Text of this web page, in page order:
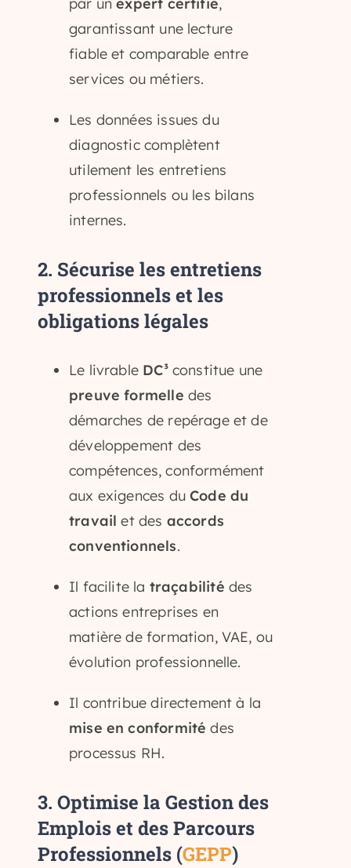
par unexpert certifié,
garantissant une lecture
fiable et comparable entre
services ou métiers.
Les données issues du
diagnostic complètent
utilement les entretiens
professionnels ou les bilans
internes.
2. Sécurise les entretiens
professionnels et les
obligations légales
Le livrable DC³constitue une
preuve formelle des
démarches de repérage et de
développement des
compétences, conformément
aux exigences duCode du
travail et des accords
conventionnels.
Il facilite la traçabilité des
actions entreprises en
matière de formation, VAE, ou
évolution professionnelle.
Il contribue directement à la
mise en conformité des
processus RH.
3. Optimise la Gestion des
Emplois et des Parcours
Professionnels (GEPP)
Répondez à nos questions ci-
dessous et… verdict !
Testez votre éligibiliéà la VAE